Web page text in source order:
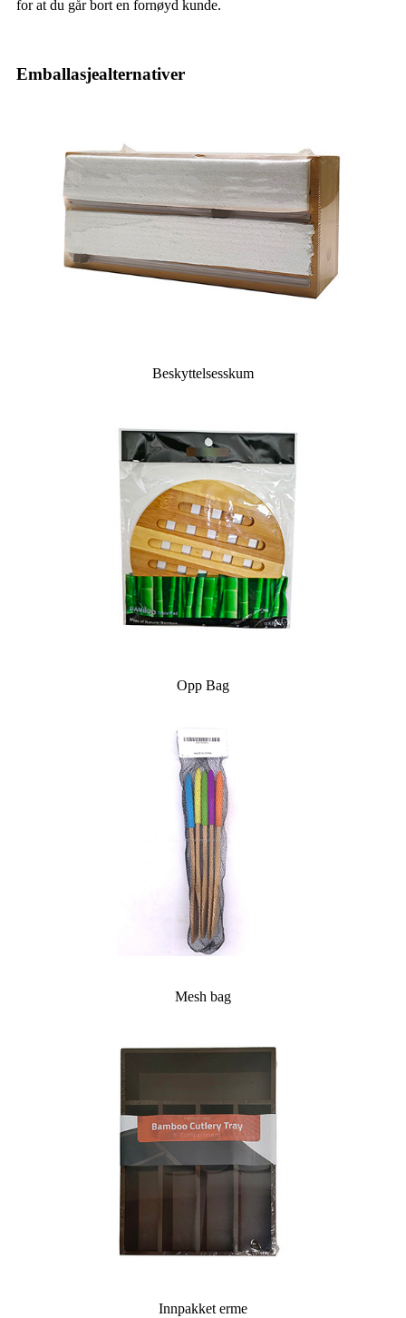
for at du går bort en fornøyd kunde.
Emballasjealternativer
Beskyttelsesskum
Opp Bag
Mesh bag
Innpakket erme